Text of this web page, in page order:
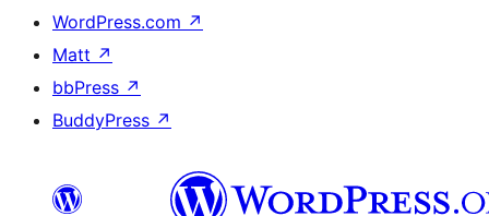
WordPress.com ↗
Matt ↗
bbPress ↗
BuddyPress ↗